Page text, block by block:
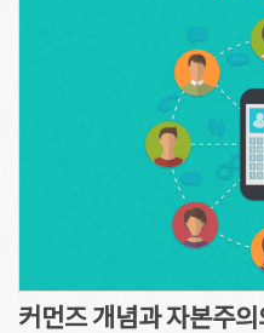
커먼즈 개념과 자본주